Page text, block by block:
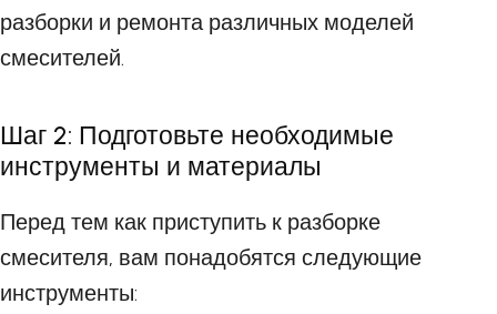
разборки и ремонта различных моделей
смесителей.
Шаг 2: Подготовьте необходимые
инструменты и материалы
Перед тем как приступить к разборке
смесителя, вам понадобятся следующие
инструменты: